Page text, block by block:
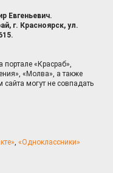
Евгеньевич.
г. Красноярск, ул.
«Красраб»,
«Молва», а также
могут не совпадать
, «Одноклассники»